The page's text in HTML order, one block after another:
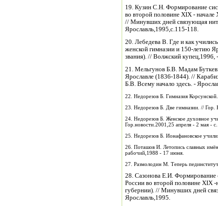
19. Кузин С.Н. Формирование
во второй половине XIX - начале
// Минувших дней связующая
Ярославль,1995,с.115-118.
20. Лебедева В. Где и как
женской гимназии и 150-летию
звания). // Волжский купец,1996,
21. Мельгунов Б.В. Мадам
Ярославле (1836-1844). //
Б.В. Всему начало здесь. -
22. Недорезов Б. Гимназия
23. Недорезов Б. Две гимназии. // Гор.
24. Недорезов Б. Женское духовное
Гор.новости.2001,25 апреля - 2 мая -
25. Недорезов Б. Ионафановское
26. Поташов И. Летопись славных
рабочий,1988 - 17 июня.
27. Размолодин М. Теперь
28. Сазонова Е.И. Формирование
России во второй половине XIX -
губернии). // Минувших дней
Ярославль,1995.